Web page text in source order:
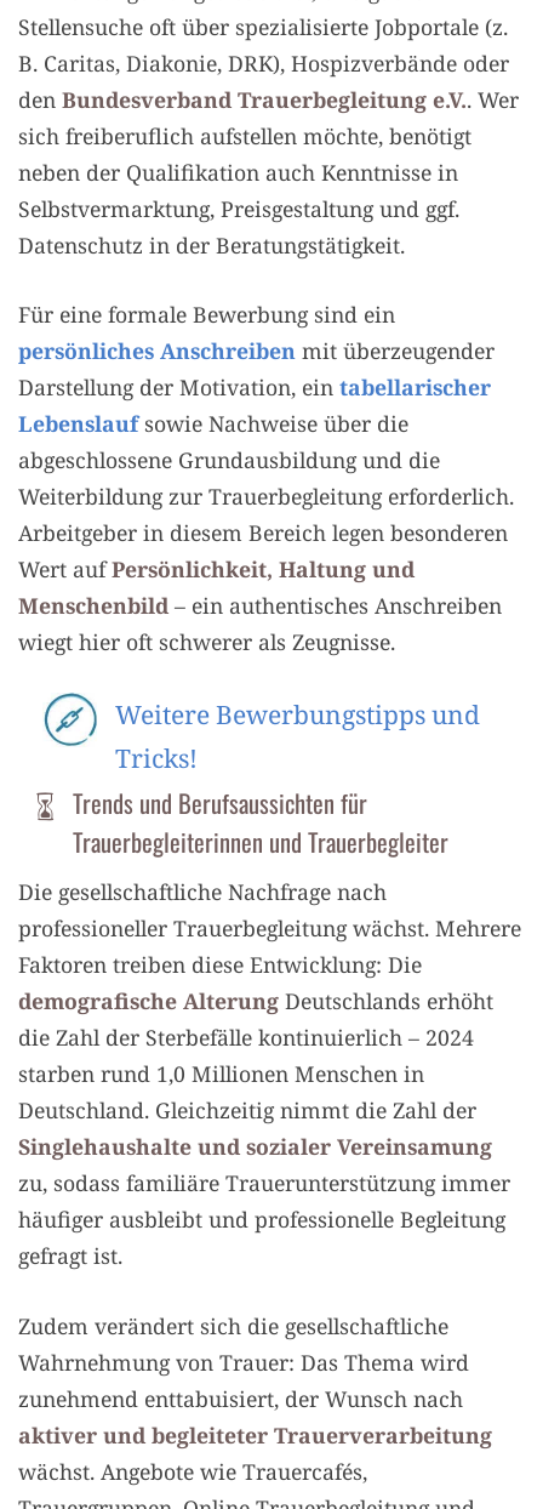
Stellensuche oft über spezialisierte Jobportale (z.
B. Caritas, Diakonie, DRK), Hospizverbände oder
den Bundesverband Trauerbegleitung e.V.. Wer
sich freiberuflich aufstellen möchte, benötigt
neben der Qualifikation auch Kenntnisse in
Selbstvermarktung, Preisgestaltung und ggf.
Datenschutz in der Beratungstätigkeit.
Für eine formale Bewerbung sind ein
persönliches Anschreiben mit überzeugender
Darstellung der Motivation, ein tabellarischer
Lebenslaufsowie Nachweise über die
abgeschlossene Grundausbildung und die
Weiterbildung zur Trauerbegleitung erforderlich.
Arbeitgeber in diesem Bereich legen besonderen
Wert aufPersönlichkeit, Haltung und
Menschenbild – ein authentisches Anschreiben
wiegt hier oft schwerer als Zeugnisse.
Weitere Bewerbungstipps und
Tricks!
Trends und Berufsaussichten für
Trauerbegleiterinnen und Trauerbegleiter
Die gesellschaftliche Nachfrage nach
professioneller Trauerbegleitung wächst. Mehrere
Faktoren treiben diese Entwicklung: Die
demografische Alterung Deutschlands erhöht
die Zahl der Sterbefälle kontinuierlich – 2024
starben rund 1,0 Millionen Menschen in
Deutschland. Gleichzeitig nimmt die Zahl der
Singlehaushalte und sozialer Vereinsamung
zu, sodass familiäre Trauerunterstützung immer
häufiger ausbleibt und professionelle Begleitung
gefragt ist.
Zudem verändert sich die gesellschaftliche
Wahrnehmung von Trauer: Das Thema wird
zunehmend enttabuisiert, der Wunsch nach
aktiver und begleiteter Trauerverarbeitung
wächst. Angebote wie Trauercafés,